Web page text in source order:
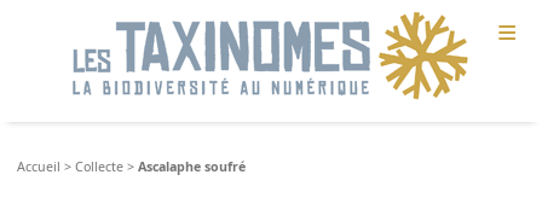
≡
Accueil >Collecte >Ascalaphe soufré